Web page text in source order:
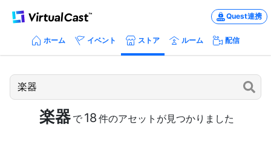
Quest連携
ホーム イベント ストア ルーム 配信
楽器 で 18 件のアセットが見つかりました